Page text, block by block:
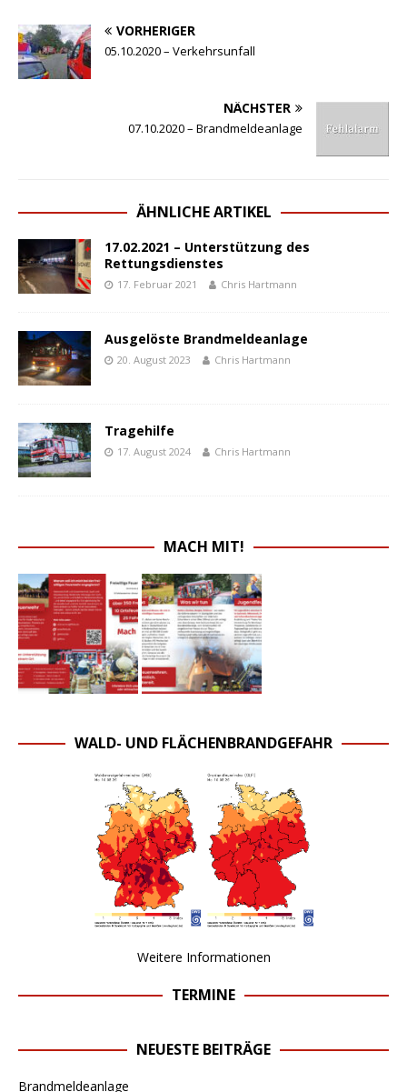
VORHERIGER
05.10.2020 – Verkehrsunfall
NÄCHSTER
07.10.2020 – Brandmeldeanlage
ÄHNLICHE ARTIKEL
17.02.2021 – Unterstützung des
Rettungsdienstes
17. Februar 2021 Chris Hartmann
Ausgelöste Brandmeldeanlage
20. August 2023 Chris Hartmann
Tragehilfe
17. August 2024 Chris Hartmann
MACH MIT!
WALD- UND FLÄCHENBRANDGEFAHR
Weitere Informationen
TERMINE
NEUESTE BEITRÄGE
Brandmeldeanlage